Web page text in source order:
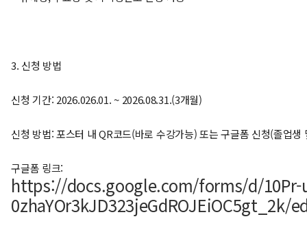
3. 신청 방법
신청 기간: 2026.026.01. ~ 2026.08.31.(3개월)
신청 방법: 포스터 내 QR코드(바로 수강가능) 또는 구글폼 신청(졸업생
구글폼 링크:
https://docs.google.com/forms/d/10Pr-
0zhaYOr3kJD323jeGdROJEiOC5gt_2k/